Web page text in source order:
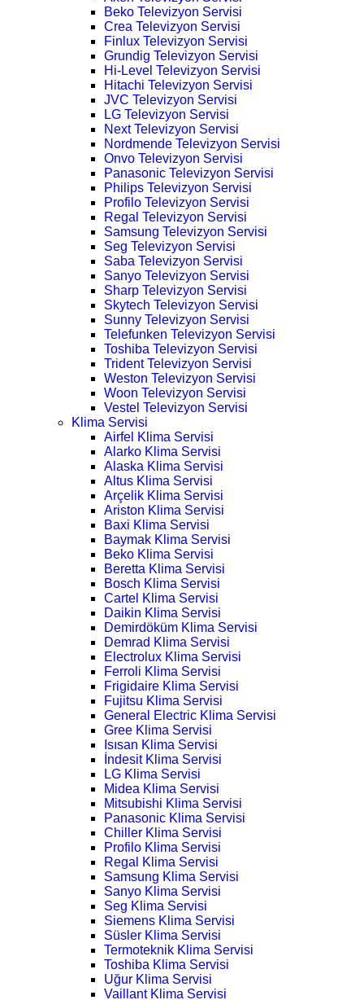
Beko Televizyon Servisi
Crea Televizyon Servisi
Finlux Televizyon Servisi
Grundig Televizyon Servisi
Hi-Level Televizyon Servisi
Hitachi Televizyon Servisi
JVC Televizyon Servisi
LG Televizyon Servisi
Next Televizyon Servisi
Nordmende Televizyon Servisi
Onvo Televizyon Servisi
Panasonic Televizyon Servisi
Philips Televizyon Servisi
Profilo Televizyon Servisi
Regal Televizyon Servisi
Samsung Televizyon Servisi
Seg Televizyon Servisi
Saba Televizyon Servisi
Sanyo Televizyon Servisi
Sharp Televizyon Servisi
Skytech Televizyon Servisi
Sunny Televizyon Servisi
Telefunken Televizyon Servisi
Toshiba Televizyon Servisi
Trident Televizyon Servisi
Weston Televizyon Servisi
Woon Televizyon Servisi
Vestel Televizyon Servisi
Klima Servisi
Airfel Klima Servisi
Alarko Klima Servisi
Alaska Klima Servisi
Altus Klima Servisi
Arçelik Klima Servisi
Ariston Klima Servisi
Baxi Klima Servisi
Baymak Klima Servisi
Beko Klima Servisi
Beretta Klima Servisi
Bosch Klima Servisi
Cartel Klima Servisi
Daikin Klima Servisi
Demirdöküm Klima Servisi
Demrad Klima Servisi
Electrolux Klima Servisi
Ferroli Klima Servisi
Frigidaire Klima Servisi
Fujitsu Klima Servisi
General Electric Klima Servisi
Gree Klima Servisi
Isısan Klima Servisi
İndesit Klima Servisi
LG Klima Servisi
Midea Klima Servisi
Mitsubishi Klima Servisi
Panasonic Klima Servisi
Chiller Klima Servisi
Profilo Klima Servisi
Regal Klima Servisi
Samsung Klima Servisi
Sanyo Klima Servisi
Seg Klima Servisi
Siemens Klima Servisi
Süsler Klima Servisi
Termoteknik Klima Servisi
Toshiba Klima Servisi
Uğur Klima Servisi
Vaillant Klima Servisi